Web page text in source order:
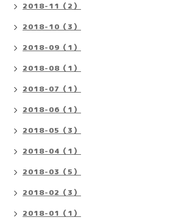
2018-11（2）
2018-10（3）
2018-09（1）
2018-08（1）
2018-07（1）
2018-06（1）
2018-05（3）
2018-04（1）
2018-03（5）
2018-02（3）
2018-01（1）